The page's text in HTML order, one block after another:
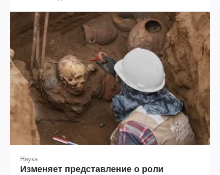
Наука
Изменяет представление о роли